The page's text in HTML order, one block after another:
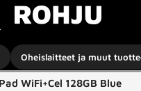
Oheislaitteet ja muut
WiFi+Cel 128GB Blue